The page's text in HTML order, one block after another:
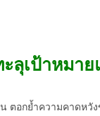
ลุเป้าหมา
อกย้ำความคาดหวั